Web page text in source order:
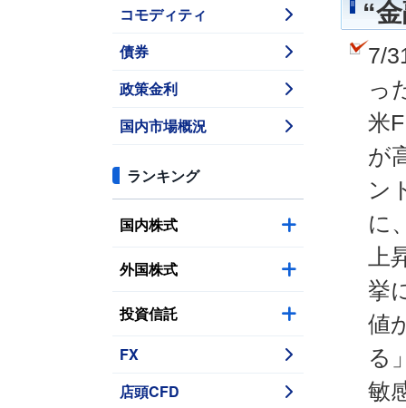
コモディティ
債券
政策金利
国内市場概況
ランキング
国内株式
外国株式
投資信託
FX
店頭CFD
“
7/
っ
米
が
ン
に
挙
値
る
敏